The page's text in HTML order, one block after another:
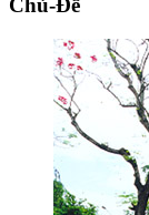
Chủ-Đề